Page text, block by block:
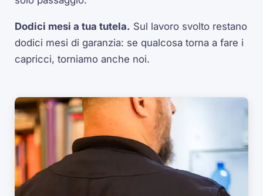
Dodici mesi a tua tutela. Sul lavoro svolto restano
dodici mesi di garanzia: se qualcosa torna a fare i
capricci, torniamo anche noi.